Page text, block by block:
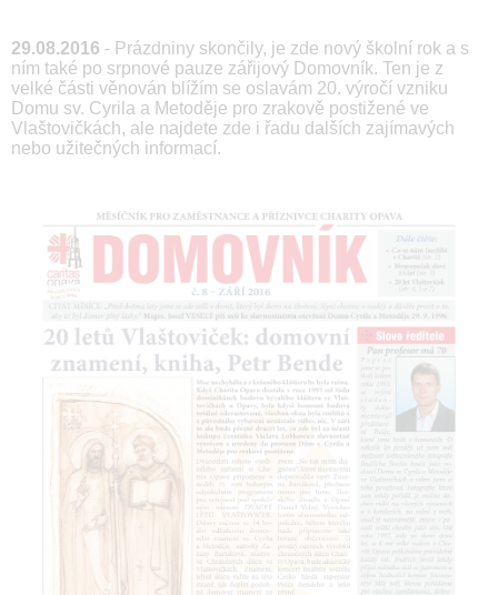
29.08.2016 - Prázdniny skončily, je zde nový školní rok a s
ním také po srpnové pauze zářijový Domovník. Ten je z
velké části věnován blížím se oslavám 20. výročí vzniku
Domu sv. Cyrila a Metoděje pro zrakově postižené ve
Vlaštovičkách, ale najdete zde i řadu dalších zajímavých
nebo užitečných informací.